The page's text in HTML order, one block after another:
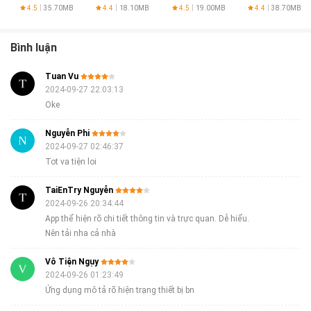
& Safe
VPN
4.5 35.70MB
Secure
VPN
4.4 18.10MB 4.5 19.00MB
- Get SG IP
4.4 38.70MB
Bình luận
Tuan Vu
2024-09-27 22:03:13
Oke
Nguyễn Phi
2024-09-27 02:46:37
Tot va tiện loi
TaiEnTry Nguyễn
2024-09-26 20:34:44
App thể hiện rõ chi tiết thông tin và trực quan. Dễ hiểu.
Nên tải nha cả nhà
Vô Tiện Ngụy
2024-09-26 01:23:49
Ứng dụng mô tả rõ hiện trạng thiết bị bn